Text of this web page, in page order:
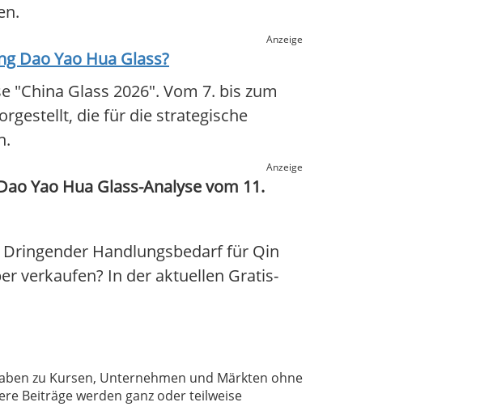
Anzeige
Dao Yao Hua Glass?
Glass 2026". Vom 7. bis zum
die für die strategische
Anzeige
Yao Hua Glass-Analyse vom 11.
Dringender Handlungsbedarf für Qin
verkaufen? In der aktuellen Gratis-
zu Kursen, Unternehmen und Märkten ohne
Beiträge werden ganz oder teilweise